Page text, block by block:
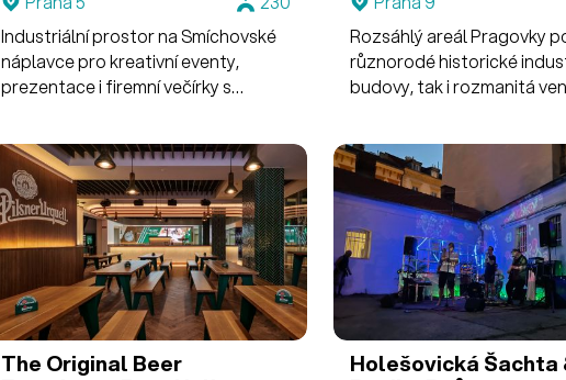
Industriální prostor na Smíchovské
náplavce pro kreativní eventy,
prezentace i firemní večírky s
Rozsáhlý areál Pragovky
různorodé historické
budovy, tak i rozmanitá
The Original Beer
Holešovická Šachta